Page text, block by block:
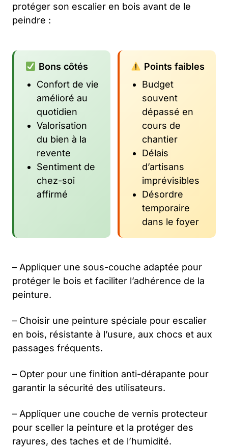
protéger son escalier en bois avant de le
peindre :
Bons côtés
Confort de vie
amélioré au
quotidien
Valorisation
du bien à la
revente
Sentiment de
chez-soi
affirmé
Points faibles
Budget
souvent
dépassé en
cours de
chantier
Délais
d’artisans
imprévisibles
Désordre
temporaire
dans le foyer
– Appliquer une sous-couche adaptée pour
protéger le bois et faciliter l’adhérence de la
peinture.
– Choisir une peinture spéciale pour escalier
en bois, résistante à l’usure, aux chocs et aux
passages fréquents.
– Opter pour une finition anti-dérapante pour
garantir la sécurité des utilisateurs.
– Appliquer une couche de vernis protecteur
pour sceller la peinture et la protéger des
rayures, des taches et de l’humidité.